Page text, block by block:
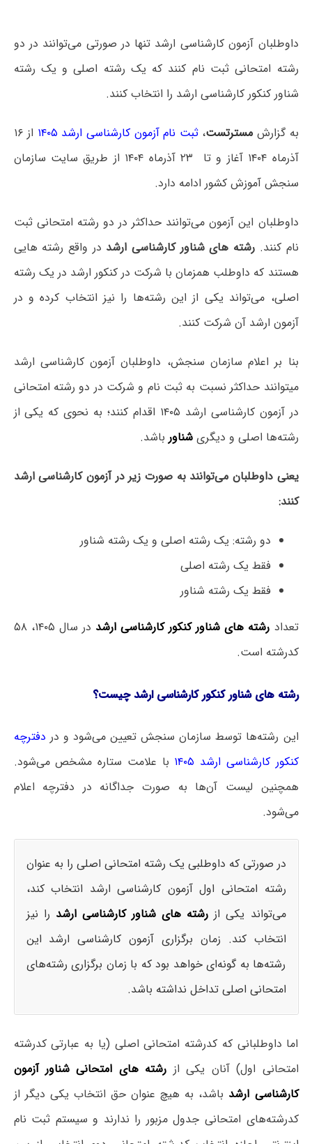
داوطلبان آزمون کارشناسی ارشد تنها در صورتی می‌توانند در دو
رشته امتحانی ثبت نام کنند که یک رشته اصلی و یک رشته
شناور کنکور کارشناسی ارشد را انتخاب کنند.
به گزارش مسترتست،ثبت نام آزمون کارشناسی ارشد ۱۴۰۵
از ۱۶
آذرماه ۱۴۰۴ آغاز و تا ۲۳ آذرماه ۱۴۰۴ از طریق سایت سازمان
سنجش آموزش کشور ادامه دارد.
داوطلبان این آزمون می‌توانند حداکثر در دو رشته امتحانی ثبت
نام کنند. رشته های شناور کارشناسی ارشد در واقع رشته هایی
هستند که داوطلب همزمان با شرکت در کنکور ارشد در یک رشته
اصلی، می‌تواند یکی از این رشته‌ها را نیز انتخاب کرده و در
آزمون ارشد آن شرکت کنند.
بنا بر اعلام سازمان سنجش، داوطلبان آزمون کارشناسی ارشد
می‎توانند حداکثر نسبت به ثبت نام و شرکت در دو رشته امتحانی
در آزمون کارشناسی ارشد ۱۴۰۵ اقدام کنند؛ به نحوی که یکی از
رشته‌ها اصلی و دیگریشناور باشد.
یعنی داوطلبان می‌توانند به صورت زیر در آزمون کارشناسی ارشد
کنند:
دو رشته: یک رشته اصلی و یک رشته شناور
فقط یک رشته اصلی
فقط یک رشته شناور
تعداد رشته های شناور کنکور کارشناسی ارشد
در سال ۱۴۰۵، ۵۸
کدرشته است.
رشته های شناور کنکور کارشناسی ارشد چیست؟
این رشته‌ها توسط سازمان سنجش تعیین می‌شود و در دفترچه
کنکور کارشناسی ارشد ۱۴۰۵
با علامت ستاره مشخص می‌شود.
همچنین لیست آن‌ها به صورت جداگانه در دفترچه اعلام
می‌شود.
در صورتی که داوطلبی یک رشته امتحانی اصلی را به عنوان
رشته امتحانی اول آزمون کارشناسی ارشد انتخاب کند،
می‌تواند یکی ازرشته های شناور کارشناسی ارشد را نیز
انتخاب کند. زمان برگزاری آزمون کارشناسی ارشد این
رشته‌ها به گونه‌ای خواهد بود که با زمان برگزاری رشته‌های
امتحانی اصلی تداخل نداشته باشد.
اما داوطلبانی که کدرشته امتحانی اصلی (یا به عبارتی کدرشته
امتحانی اول) آنان یکی از رشته های امتحانی شناور آزمون
کارشناسی ارشد باشد، به هیچ عنوان حق انتخاب یکی دیگر از
کدرشته‌های امتحانی جدول مزبور را ندارند و سیستم ثبت نام